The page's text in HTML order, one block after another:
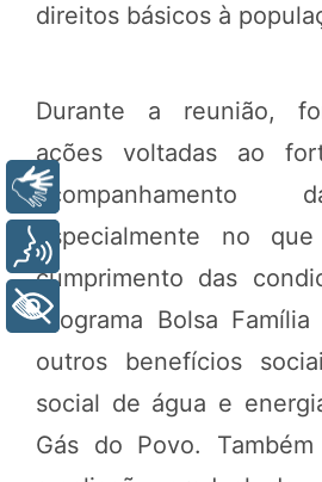
direitos básicos à
Durante a reunião,
ações voltadas ao
acompanhamento
especialmente no
cumprimento das
Programa Bolsa
outros benefícios
social de água e
Gás do Povo.
Libras
Voz
+ Acessibilidade